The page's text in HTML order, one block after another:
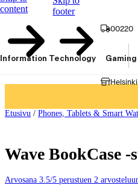
content
footer
00220
Information Technology Gaming
Etusivu / Phones, Tablets & Smart
Wave BookCase
Arvosana 3.5/5 perustuen 2